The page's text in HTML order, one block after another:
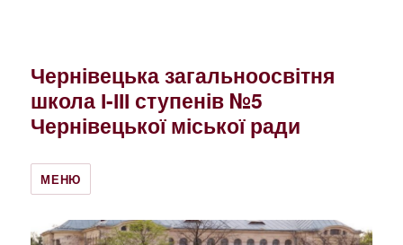
Чернівецька загальноосвітня
школа І-ІІІ ступенів №5
Чернівецької міської ради
МЕНЮ